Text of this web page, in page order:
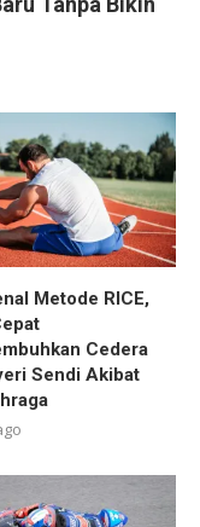
Metode RICE,
Cedera
Sendi Akibat